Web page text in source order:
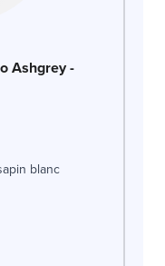
Ashgrey -
blanc